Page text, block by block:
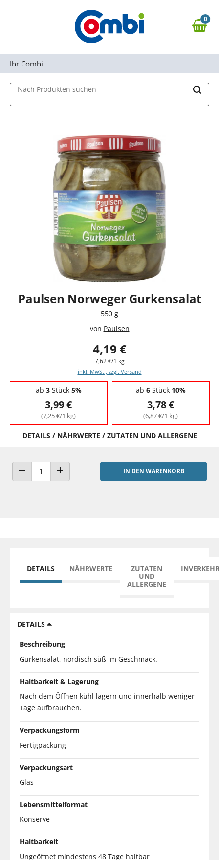
Zur Navigation springen
0,00 €
0
Nach Produkten suchen
Ihr Combi:
Paulsen Norweger Gurkensalat
550 g
von Paulsen
4,19 €
7,62 €/1 kg
inkl. MwSt., zzgl. Versand
Staffelpreise - Mengenrabatt
ab 3Stück 5%
3,99 €
(7,25 €/1 kg)
ab 6Stück 10%
3,78 €
(6,87 €/1 kg)
DETAILS / NÄHRWERTE / ZUTATEN UND ALLERGENE
ANZAHL VERRINGERNANZAHL ERHÖHEN
IN DEN WARENKORB
DETAILS NÄHRWERTE
ZUTATEN
UND
ALLERGENE
DETAILS
Beschreibung
Gurkensalat, nordisch süß im Geschmack.
Haltbarkeit & Lagerung
Nach dem Öffnen kühl lagern und innerhalb weniger
Tage aufbrauchen.
Verpackungsform
Fertigpackung
Verpackungsart
Glas
Lebensmittelformat
Konserve
Haltbarkeit
Ungeöffnet mindestens 48 Tage haltbar